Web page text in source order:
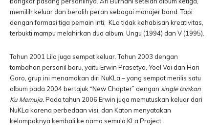
memilih keluar dan beralih peran sebagai manajer band. Tapi
dengan formasi tiga pemain inti, KLa tidak kehabisan kreativitas,
terbukti mampu melahirkan dua album, Ungu (1994) dan V (1995).
Tahun 2001 Lilo juga sempat keluar. Tahun 2003 dengan
tambahan personil baru, yaitu Erwin Prasetya, Yoel Vai dan Hari
Goro, grup ini menamakan diri NuKLa – yang sempat merilis satu
album pada 2004 bertajuk “New Chapter” dengan single Izinkan
Ku Memuja.Pada tahun 2006 Erwin juga memutuskan keluar dari
NuKLa karena perbedaan visi, dan Katon menyatakan
kelompoknya kembali ke nama semula KLa Project.